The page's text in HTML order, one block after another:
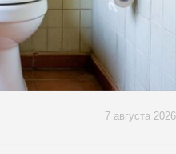
7 августа 2026